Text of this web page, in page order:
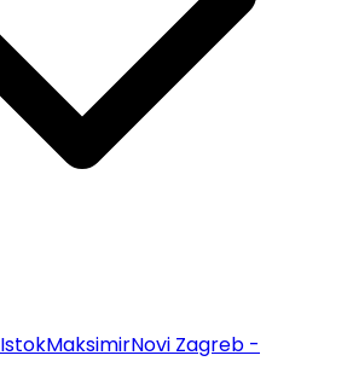
IstokMaksimirNovi Zagreb -